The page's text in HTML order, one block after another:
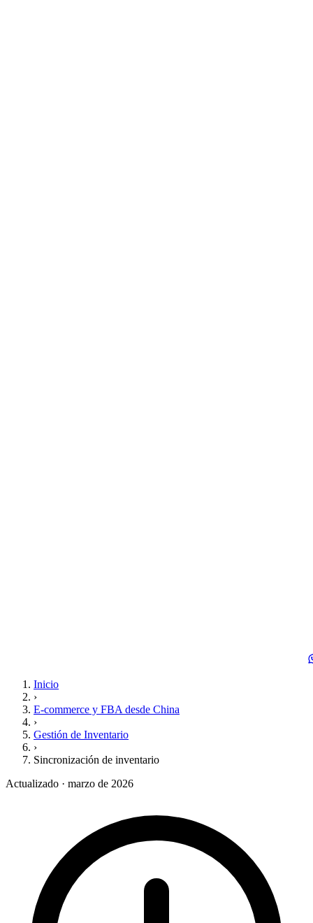
Inicio
›
E-commerce y FBA desde China
›
Gestión de Inventario
›
Sincronización de inventario
Actualizado · marzo de 2026